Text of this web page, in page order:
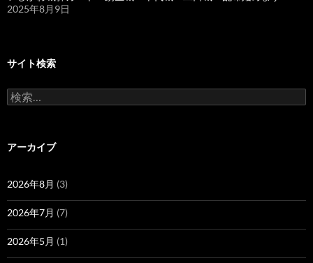
2025年8月9日
サイト検索
検
索:
アーカイブ
2026年8月 (3)
2026年7月 (7)
2026年5月 (1)